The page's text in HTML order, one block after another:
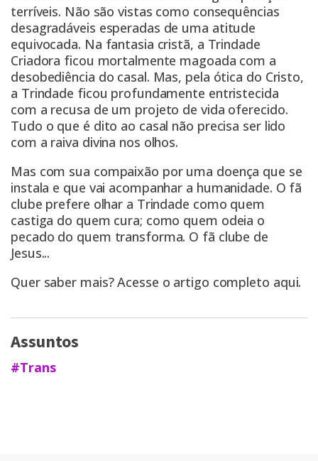
terríveis. Não são vistas como consequências
desagradáveis esperadas de uma atitude
equivocada. Na fantasia cristã, a Trindade
Criadora ficou mortalmente magoada com a
desobediência do casal. Mas, pela ótica do Cristo,
a Trindade ficou profundamente entristecida
com a recusa de um projeto de vida oferecido.
Tudo o que é dito ao casal não precisa ser lido
com a raiva divina nos olhos.
Mas com sua compaixão por uma doença que se
instala e que vai acompanhar a humanidade. O fã
clube prefere olhar a Trindade como quem
castiga do quem cura; como quem odeia o
pecado do quem transforma. O fã clube de
Jesus...
Quer saber mais? Acesse o artigo completo aqui.
Assuntos
#Trans